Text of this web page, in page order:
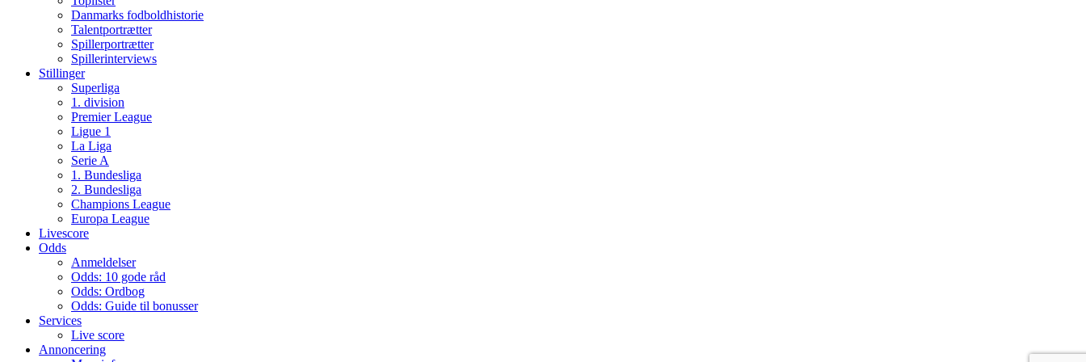
Danmarks fodboldhistorie
Talentportrætter
Spillerportrætter
Spillerinterviews
Stillinger
Superliga
1. division
Premier League
Ligue 1
La Liga
Serie A
1. Bundesliga
2. Bundesliga
Champions League
Europa League
Livescore
Odds
Anmeldelser
Odds: 10 gode råd
Odds: Ordbog
Odds: Guide til bonusser
Services
Live score
Annoncering